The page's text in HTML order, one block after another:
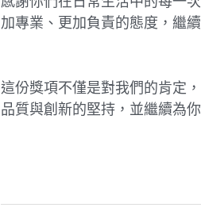
加專業、更加負責的態度，繼
這份獎項不僅是對我們的肯定
品質與創新的堅持，並繼續為